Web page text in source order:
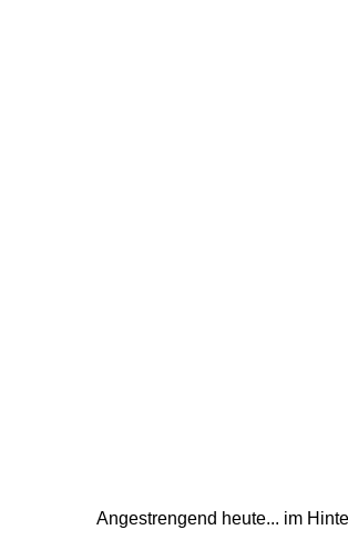
Angestrengend heute... im